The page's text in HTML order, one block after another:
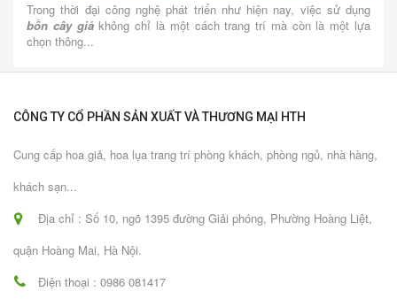
Trong thời đại công nghệ phát triển như hiện nay, việc sử dụng
bồn cây giảkhông chỉ là một cách trang trí mà còn là một lựa
chọn thông...
CÔNG TY CỔ PHẦN SẢN XUẤT VÀ THƯƠNG MẠI HTH
Cung cấp hoa giả, hoa lụa trang trí phòng khách, phòng ngủ, nhà hàng,
khách sạn...
Địa chỉ : Số 10, ngõ 1395 đường Giải phóng, Phường Hoàng Liệt,
quận Hoàng Mai, Hà Nội.
Điện thoại : 0986 081417